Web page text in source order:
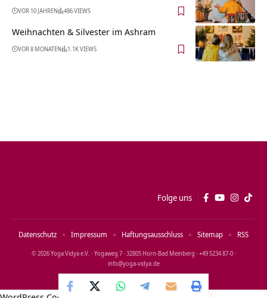
VOR 10 JAHREN 486 VIEWS
Weihnachten & Silvester im Ashram
VOR 8 MONATEN 1.1K VIEWS
Folge uns
© 2026 Yoga Vidya e.V. · Yogaweg 7 · 32805 Horn‑Bad Meinberg · +49 5234 87‑0 ·
info@yoga‑vidya.de
Datenschutz Impressum Haftungsausschluss Sitemap RSS